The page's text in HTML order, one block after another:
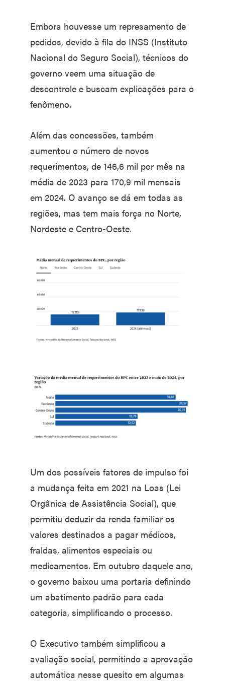
Embora houvesse um represamento de
pedidos, devido à fila do INSS (Instituto
Nacional do Seguro Social), técnicos do
governo veem uma situação de
descontrole e buscam explicações para o
fenômeno.
Além das concessões, também
aumentou o número de novos
requerimentos, de 146,6 mil por mês na
média de 2023 para 170,9 mil mensais
em 2024. O avanço se dá em todas as
regiões, mas tem mais força no Norte,
Nordeste e Centro-Oeste.
Um dos possíveis fatores de impulso foi
a mudança feita em 2021 na Loas (Lei
Orgânica de Assistência Social), que
permitiu deduzir da renda familiar os
valores destinados a pagar médicos,
fraldas, alimentos especiais ou
medicamentos. Em outubro daquele ano,
o governo baixou uma portaria definindo
um abatimento padrão para cada
categoria, simplificando o processo.
O Executivo também simplificou a
avaliação social, permitindo a aprovação
automática nesse quesito em algumas